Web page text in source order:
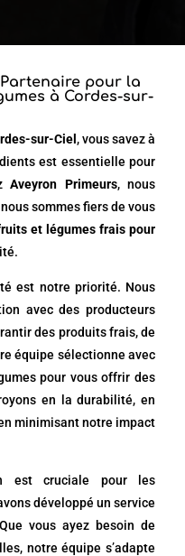
pour la
à Cordes-sur-
sur-Ciel , vous savez à
est essentielle pour
Aveyron Primeurs, nous
sommes fiers de vous
et légumes frais pour
est notre priorité. Nous
avec des producteurs
des produits frais, de
équipe sélectionne avec
pour vous offrir des
en la durabilité, en
minimisant notre impact
est cruciale pour les
développé un service
vous ayez besoin de
notre équipe s’adapte